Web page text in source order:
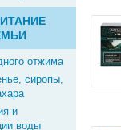
отжима
сиропы,
и
воды